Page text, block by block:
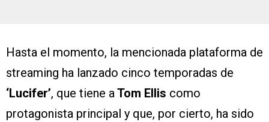
Hasta el momento, la mencionada plataforma de
streaming ha lanzado cinco temporadas de
‘Lucifer’, que tiene aTom Ellis como
protagonista principal y que, por cierto, ha sido